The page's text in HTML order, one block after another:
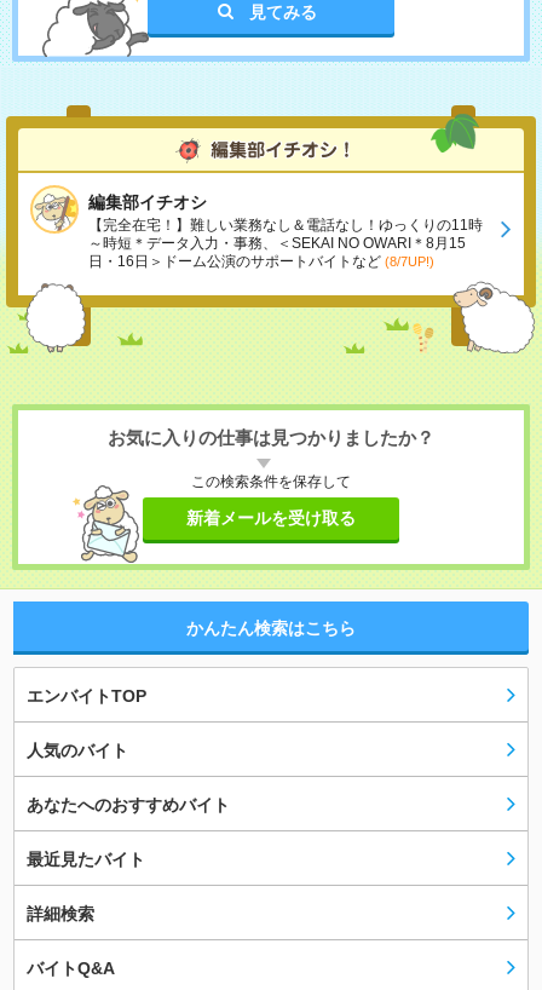
見てみる
編集部イチオシ
【完全在宅！】難しい業務なし＆電話なし！ゆっくりの11時
～時短＊データ入力・事務、＜SEKAI NO OWARI＊8月15
日・16日＞ドーム公演のサポートバイトなど (8/7UP!)
お気に入りの仕事は見つかりましたか？
この検索条件を保存して
新着メールを受け取る
かんたん検索はこちら
エンバイトTOP
人気のバイト
あなたへのおすすめバイト
最近見たバイト
詳細検索
バイトQ&A